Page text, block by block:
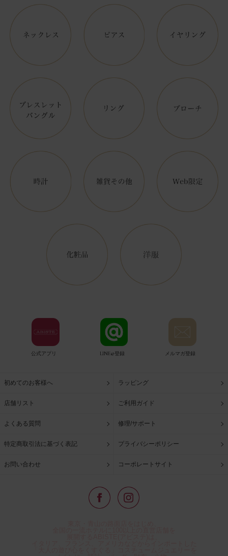
公式アプリ LINE@登録 メルマガ登録
初めてのお客様へ ラッピング
店舗リスト ご利用ガイド
よくある質問 修理/サポート
特定商取引法に基づく表記 プライバシーポリシー
お問い合わせ コーポレートサイト